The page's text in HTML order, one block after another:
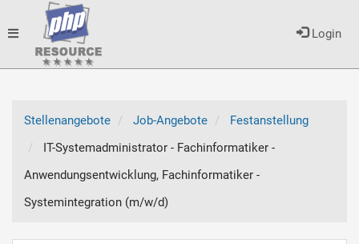
Login
Toggle
Stellenangebote
Job-Angebote
Festanstellung
IT-Systemadministrator - Fachinformatiker -
Anwendungsentwicklung, Fachinformatiker -
Systemintegration (m/w/d)